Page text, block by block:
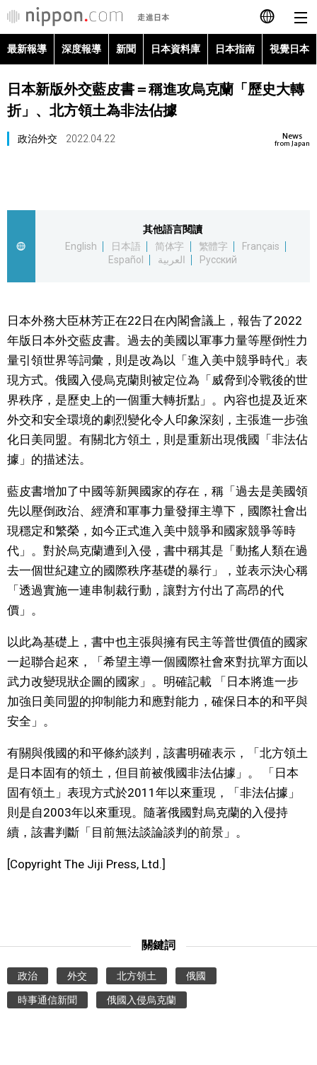
日本語
English
最新報導
視覺日本
臺灣香港
更多
人物訪談
日本入門
政治外交
社會
財經
文化
科學技術
運動
娛樂
教育
醫療健康
最新報導 深度報導 新聞 日本資料庫 日本指南 視覺日本
日本新版外交藍皮書＝稱進攻烏克蘭「歷史大轉
折」、北方領土為非法佔據
News
from Japan
政治外交 2022.04.22
其他語言閱讀
English
日本語 简体字 繁體字
Français
Español
العربية Русский
日本外務大臣林芳正在22日在內閣會議上，報告了2022
年版日本外交藍皮書。過去的美國以軍事力量等壓倒性力
量引領世界等詞彙，則是改為以「進入美中競爭時代」表
現方式。俄國入侵烏克蘭則被定位為「威脅到冷戰後的世
界秩序，是歷史上的一個重大轉折點」。內容也提及近來
外交和安全環境的劇烈變化令人印象深刻，主張進一步強
化日美同盟。有關北方領土，則是重新出現俄國「非法佔
據」的描述法。
藍皮書增加了中國等新興國家的存在，稱「過去是美國領
先以壓倒政治、經濟和軍事力量發揮主導下，國際社會出
現穩定和繁榮，如今正式進入美中競爭和國家競爭等時
代」。對於烏克蘭遭到入侵，書中稱其是「動搖人類在過
去一個世紀建立的國際秩序基礎的暴行」，並表示決心稱
「透過實施一連串制裁行動，讓對方付出了高昂的代
價」。
以此為基礎上，書中也主張與擁有民主等普世價值的國家
一起聯合起來，「希望主導一個國際社會來對抗單方面以
武力改變現狀企圖的國家」。明確記載 「日本將進一步
加強日美同盟的抑制能力和應對能力，確保日本的和平與
安全」。
有關與俄國的和平條約談判，該書明確表示，「北方領土
是日本固有的領土，但目前被俄國非法佔據」。 「日本
固有領土」表現方式於2011年以來重現，「非法佔據」
則是自2003年以來重現。隨著俄國對烏克蘭的入侵持
續，該書判斷「目前無法談論談判的前景」。
[Copyright The Jiji Press, Ltd.]
關鍵詞
政治 外交 北方領土 俄國
時事通信新聞 俄國入侵烏克蘭